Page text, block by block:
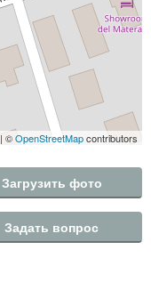
| ©OpenStreetMapcontributors
Загрузить фото
Задать вопрос